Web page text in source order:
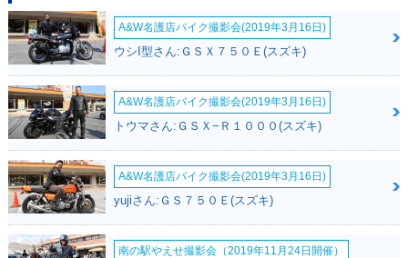
A&W名護店バイク撮影会(2019年3月16日)
ウシI型さん:ＧＳＸ７５０Ｅ(スズキ)
A&W名護店バイク撮影会(2019年3月16日)
トウマさん:ＧＳＸ−Ｒ１０００(スズキ)
A&W名護店バイク撮影会(2019年3月16日)
yujiさん:ＧＳ７５０Ｅ(スズキ)
南の駅やえせ撮影会（2019年11月24日開催）